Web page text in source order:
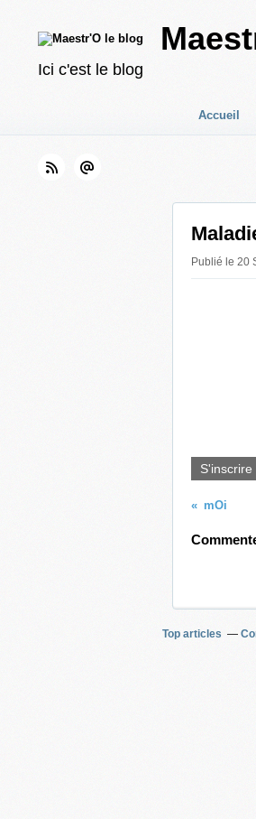
Ici c'est le blog
Accueil
Publié le 20
mOi
Top articles